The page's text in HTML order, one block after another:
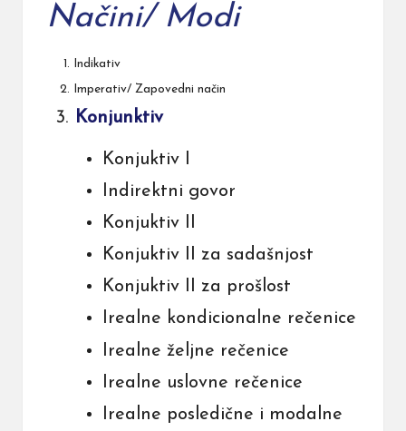
Načini/ Modi
Indikativ
Imperativ/ Zapovedni način
Konjunktiv
Konjuktiv I
Indirektni govor
Konjuktiv II
Konjuktiv II za sadašnjost
Konjuktiv II za prošlost
Irealne kondicionalne rečenice
Irealne željne rečenice
Irealne uslovne rečenice
Irealne posledične i modalne